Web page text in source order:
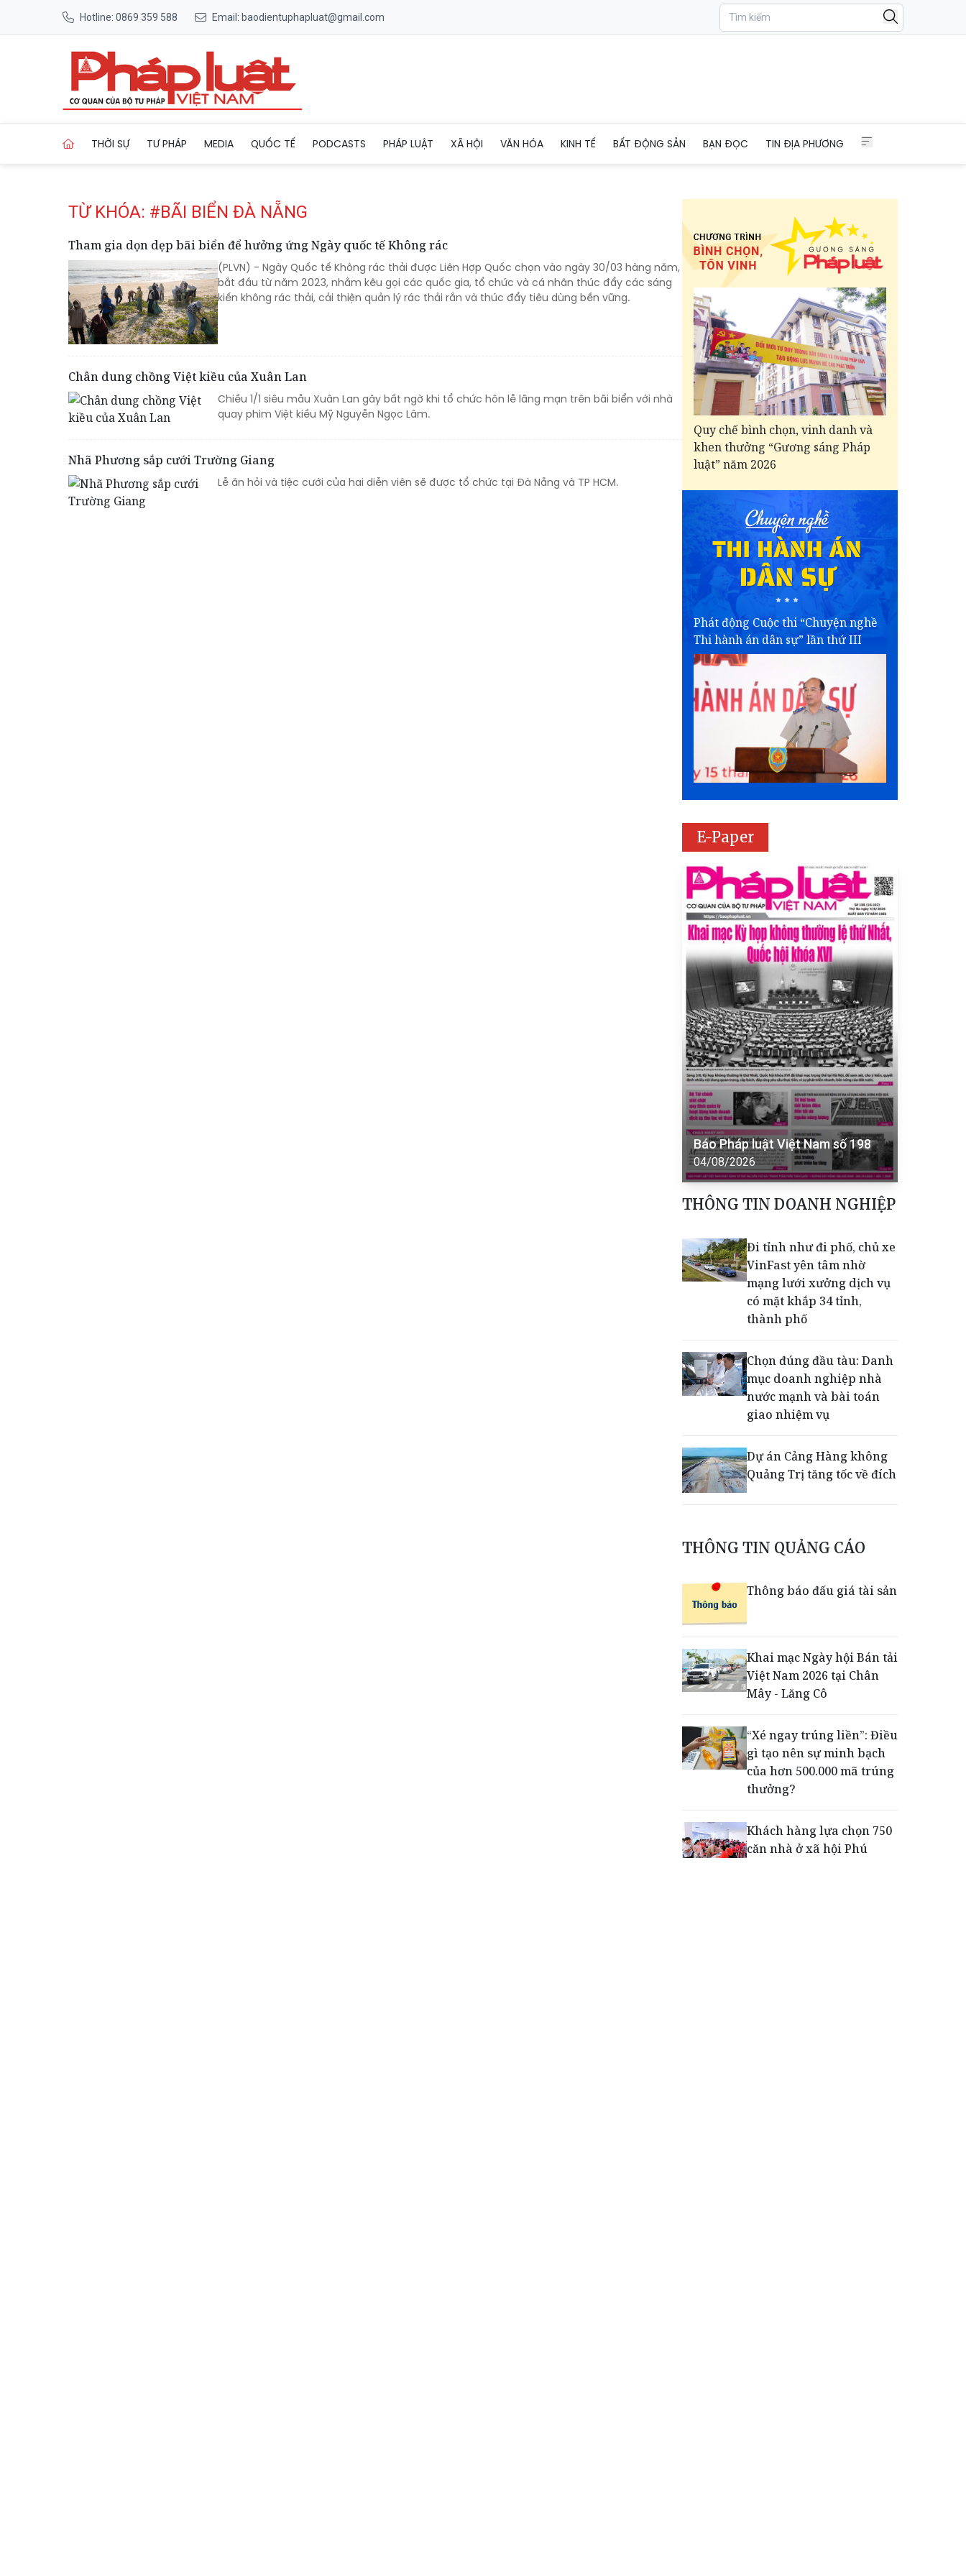
Hotline: 0869 359 588 Email: baodientuphapluat@gmail.com
THỜI SỰ TƯ PHÁP MEDIA QUỐC TẾ PODCASTS PHÁP LUẬT XÃ HỘI VĂN HÓA KINH TẾ BẤT ĐỘNG SẢN BẠN ĐỌC TIN ĐỊA PHƯƠNG
TỪ KHÓA: #BÃI BIỂN ĐÀ NẴNG
Tham gia dọn dẹp bãi biển để hưởng ứng Ngày quốc tế Không rác
(PLVN) - Ngày Quốc tế Không rác thải được Liên Hợp Quốc chọn vào ngày 30/03 hàng năm,
bắt đầu từ năm 2023, nhằm kêu gọi các quốc gia, tổ chức và cá nhân thúc đẩy các sáng
kiến không rác thải, cải thiện quản lý rác thải rắn và thúc đẩy tiêu dùng bền vững.
Chân dung chồng Việt kiều của Xuân Lan
Chiều 1/1 siêu mẫu Xuân Lan gây bất ngờ khi tổ chức hôn lễ lãng mạn trên bãi biển với nhà
quay phim Việt kiều Mỹ Nguyễn Ngọc Lâm.
Nhã Phương sắp cưới Trường Giang
Lễ ăn hỏi và tiệc cưới của hai diễn viên sẽ được tổ chức tại Đà Nẵng và TP HCM.
Quy chế bình chọn, vinh danh và
khen thưởng “Gương sáng Pháp
luật” năm 2026
Phát động Cuộc thi “Chuyện nghề
Thi hành án dân sự” lần thứ III
E-Paper
Báo Pháp luật Việt Nam số 198
04/08/2026
THÔNG TIN DOANH NGHIỆP
Đi tỉnh như đi phố, chủ xe
VinFast yên tâm nhờ
mạng lưới xưởng dịch vụ
có mặt khắp 34 tỉnh,
thành phố
Chọn đúng đầu tàu: Danh
mục doanh nghiệp nhà
nước mạnh và bài toán
giao nhiệm vụ
Dự án Cảng Hàng không
Quảng Trị tăng tốc về đích
tiêu hóa cho dược sĩ Việt
qua Workshop hợp tác
Pharmalink
Trị - từ an toàn công trình
đến an toàn vùng hạ du
nền tảng, mở lối tương lai
mới
THÔNG TIN QUẢNG CÁO
Thông báo đấu giá tài sản
Khai mạc Ngày hội Bán tải
Việt Nam 2026 tại Chân
Mây - Lăng Cô
“Xé ngay trúng liền”: Điều
gì tạo nên sự minh bạch
của hơn 500.000 mã trúng
thưởng?
Khách hàng lựa chọn 750
căn nhà ở xã hội Phú